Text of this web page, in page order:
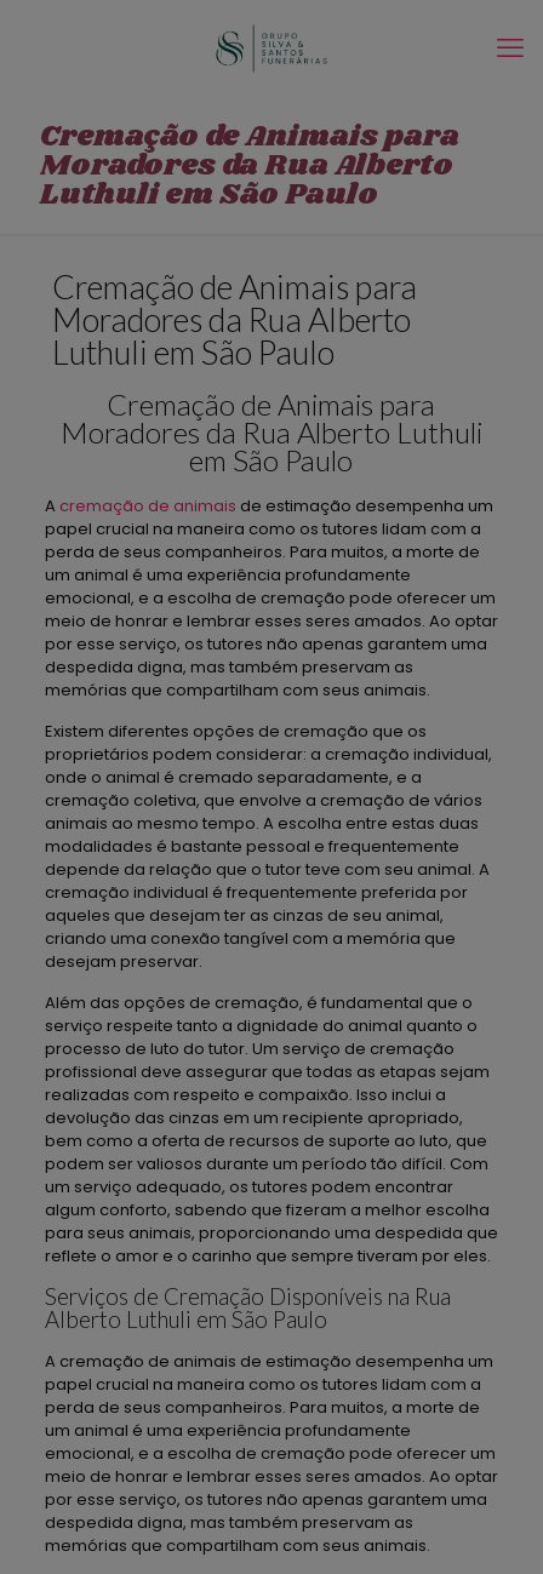
Cremação de Animais para
Moradores da Rua Alberto
Luthuli em São Paulo
Cremação de Animais para
Moradores da Rua Alberto
Luthuli em São Paulo
Cremação de Animais para
Moradores da Rua Alberto Luthuli
em São Paulo
A cremação de animais de estimação desempenha um
papel crucial na maneira como os tutores lidam com a
perda de seus companheiros. Para muitos, a morte de
um animal é uma experiência profundamente
emocional, e a escolha de cremação pode oferecer um
meio de honrar e lembrar esses seres amados. Ao optar
por esse serviço, os tutores não apenas garantem uma
despedida digna, mas também preservam as
memórias que compartilham com seus animais.
Existem diferentes opções de cremação que os
proprietários podem considerar: a cremação individual,
onde o animal é cremado separadamente, e a
cremação coletiva, que envolve a cremação de vários
animais ao mesmo tempo. A escolha entre estas duas
modalidades é bastante pessoal e frequentemente
depende da relação que o tutor teve com seu animal. A
cremação individual é frequentemente preferida por
aqueles que desejam ter as cinzas de seu animal,
criando uma conexão tangível com a memória que
desejam preservar.
Além das opções de cremação, é fundamental que o
serviço respeite tanto a dignidade do animal quanto o
processo de luto do tutor. Um serviço de cremação
profissional deve assegurar que todas as etapas sejam
realizadas com respeito e compaixão. Isso inclui a
devolução das cinzas em um recipiente apropriado,
bem como a oferta de recursos de suporte ao luto, que
podem ser valiosos durante um período tão difícil. Com
um serviço adequado, os tutores podem encontrar
algum conforto, sabendo que fizeram a melhor escolha
para seus animais, proporcionando uma despedida que
reflete o amor e o carinho que sempre tiveram por eles.
Serviços de Cremação Disponíveis na Rua
Alberto Luthuli em São Paulo
A cremação de animais de estimação desempenha um
papel crucial na maneira como os tutores lidam com a
perda de seus companheiros. Para muitos, a morte de
um animal é uma experiência profundamente
emocional, e a escolha de cremação pode oferecer um
meio de honrar e lembrar esses seres amados. Ao optar
por esse serviço, os tutores não apenas garantem uma
despedida digna, mas também preservam as
memórias que compartilham com seus animais.